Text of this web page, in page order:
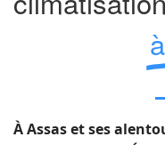
À Assas et ses